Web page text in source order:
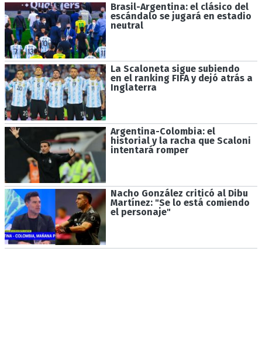
Brasil-Argentina: el clásico del
escándalo se jugará en estadio
neutral
La Scaloneta sigue subiendo
en el ranking FIFA y dejó atrás a
Inglaterra
Argentina-Colombia: el
historial y la racha que Scaloni
intentará romper
Nacho González criticó al Dibu
Martínez: "Se lo está comiendo
el personaje"